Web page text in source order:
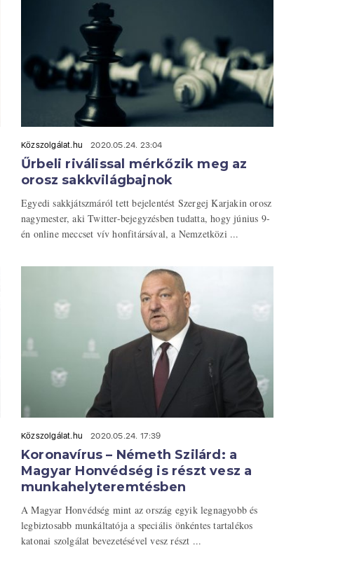
Közszolgálat.hu 2020.05.24. 23:04
Űrbeli riválissal mérkőzik meg az
orosz sakkvilágbajnok
Egyedi sakkjátszmáról tett bejelentést Szergej Karjakin orosz
nagymester, aki Twitter-bejegyzésben tudatta, hogy június 9-
én online meccset vív honfitársával, a Nemzetközi ...
Közszolgálat.hu 2020.05.24. 17:39
Koronavírus – Németh Szilárd: a
Magyar Honvédség is részt vesz a
munkahelyteremtésben
A Magyar Honvédség mint az ország egyik legnagyobb és
legbiztosabb munkáltatója a speciális önkéntes tartalékos
katonai szolgálat bevezetésével vesz részt ...